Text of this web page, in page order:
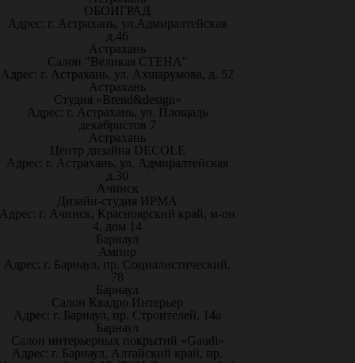
ОБОИГРАД
Адрес: г. Астрахань, ул.Адмиралтейская
д.46
Астрахань
Салон "Великая СТЕНА"
Адрес: г. Астрахань, ул. Ахшарумова, д. 52
Астрахань
Студия «Brend&design»
Адрес: г. Астрахань, ул. Площадь
декабристов 7
Астрахань
Центр дизайна DECOLE
Адрес: г. Астрахань, ул. Адмиралтейская
д.30
Ачинск
Дизайн-студия ИРМА
Адрес: г. Ачинск, Красноярский край, м-он
4, дом 14
Барнаул
Ампир
Адрес: г. Барнаул, пр. Социалистический,
78
Барнаул
Салон Квадро Интерьер
Адрес: г. Барнаул, пр. Строителей, 14а
Барнаул
Салон интерьерных покрытий «Gaudi»
Адрес: г. Барнаул, Алтайский край, пр.